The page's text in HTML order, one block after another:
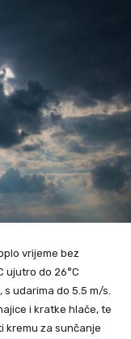
vrijeme bez
ujutro do 26°C
udarima do 5.5 m/s.
i kratke hlače, te
kremu za sunčanje